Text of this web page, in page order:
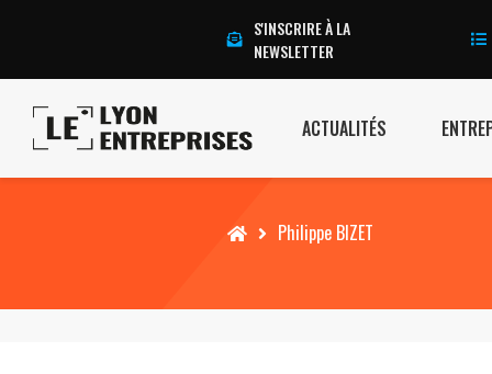
S'INSCRIRE À LA
NEWSLETTER
ACTUALITÉS
Accueil Philippe BIZET